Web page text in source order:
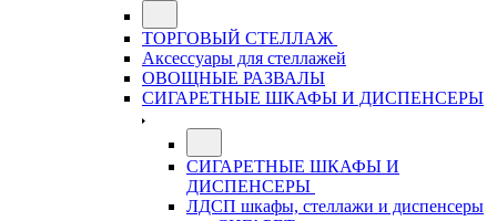
ТОРГОВЫЙ СТЕЛЛАЖ
Аксессуары для стеллажей
ОВОЩНЫЕ РАЗВАЛЫ
СИГАРЕТНЫЕ ШКАФЫ И ДИСПЕНСЕРЫ
СИГАРЕТНЫЕ ШКАФЫ И
ДИСПЕНСЕРЫ
ЛДСП шкафы, стеллажи и диспенсеры